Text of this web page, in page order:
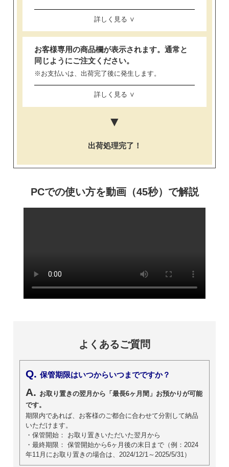
詳しく見る ∨
お客様専用の商品欄が表示されます。通常と
同じようにご注文ください。
※お支払いは、出荷完了後に発生します。
詳しく見る ∨
▼
出荷処理完了！
PCでの使い方を動画（45秒）で解説
よくあるご質問
Q.保管期限はいつからいつまでですか？
A. お取り置きの翌月から「最長6ヶ月間」お預かりが可能
です。
期限内であれば、お客様のご都合に合わせて分割して納品
いただけます。
・保管開始： お取り置きいただいた翌月から
・最終期限： 保管開始から6ヶ月後の末日まで（例：2024
年11月にお取り置きの場合は、2024/12/1～2025/5/31）